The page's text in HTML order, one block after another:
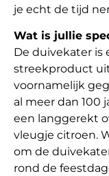
je echt de tijd
Wat is jullie
De duivekater is
streekproduct
voornamelijk
al meer dan 100
een langgerekt
vleugje citroen.
om de
rond de